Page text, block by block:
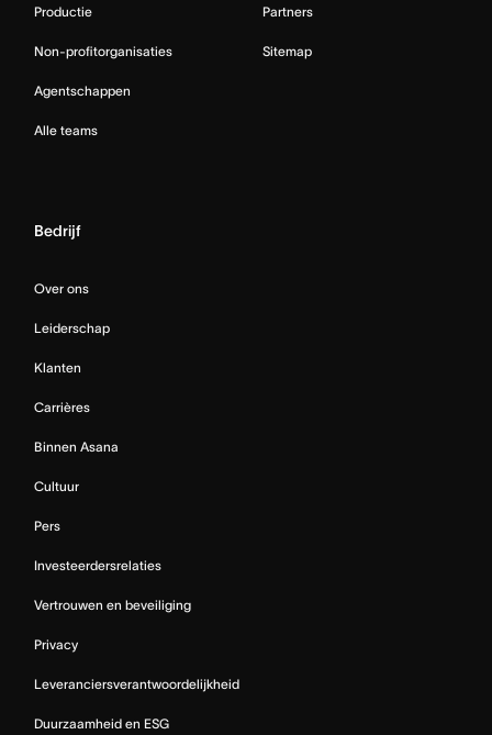
Productie
Non-profitorganisaties
Agentschappen
Alle teams
Partners
Sitemap
Bedrijf
Over ons
Leiderschap
Klanten
Carrières
Binnen Asana
Cultuur
Pers
Investeerdersrelaties
Vertrouwen en beveiliging
Privacy
Leveranciersverantwoordelijkheid
Duurzaamheid en ESG